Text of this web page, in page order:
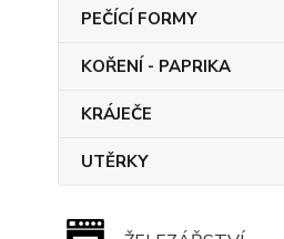
PEČÍCÍ FORMY
KOŘENÍ - PAPRIKA
KRÁJEČE
UTĚRKY